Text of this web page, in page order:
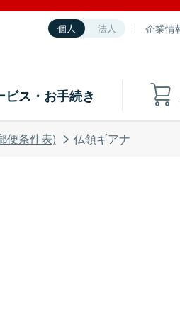
個人 法人 企業情
ビス・お手続き
便条件表) 仏領ギアナ